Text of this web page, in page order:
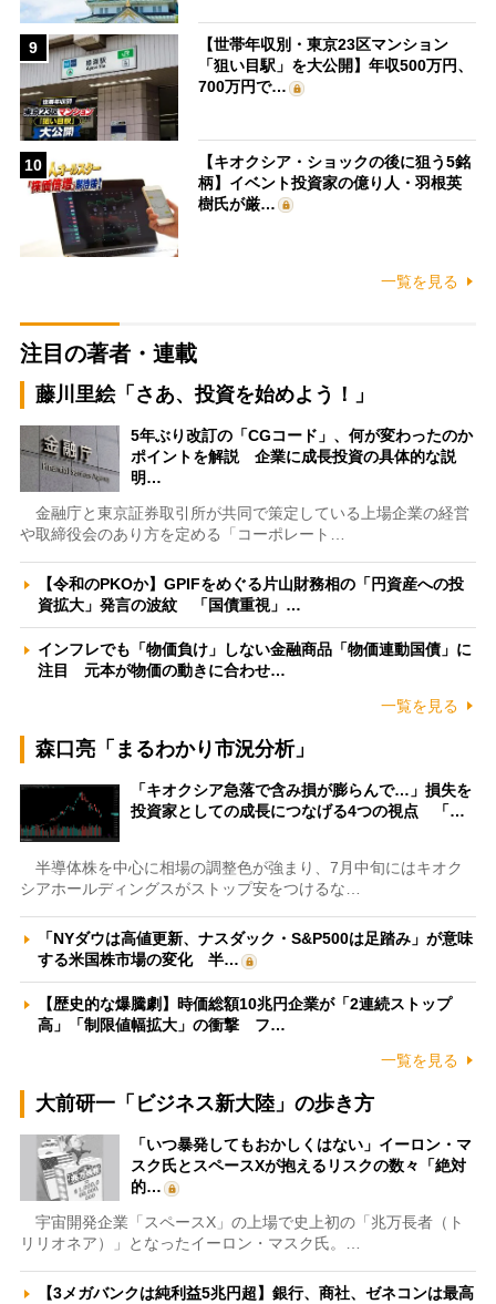
9
【世帯年収別・東京23区マンション
「狙い目駅」を大公開】年収500万円、
700万円で…
10
【キオクシア・ショックの後に狙う5銘
柄】イベント投資家の億り人・羽根英
樹氏が厳…
一覧を見る
注目の著者・連載
藤川里絵「さあ、投資を始めよう！」
5年ぶり改訂の「CGコード」、何が変わったのか
ポイントを解説 企業に成長投資の具体的な説
明…
金融庁と東京証券取引所が共同で策定している上場企業の経営
や取締役会のあり方を定める「コーポレート…
【令和のPKOか】GPIFをめぐる片山財務相の「円資産への投
資拡大」発言の波紋 「国債重視」…
インフレでも「物価負け」しない金融商品「物価連動国債」に
注目 元本が物価の動きに合わせ…
一覧を見る
森口亮「まるわかり市況分析」
「キオクシア急落で含み損が膨らんで…」損失を
投資家としての成長につなげる4つの視点 「…
半導体株を中心に相場の調整色が強まり、7月中旬にはキオク
シアホールディングスがストップ安をつけるな…
「NYダウは高値更新、ナスダック・S&P500は足踏み」が意味
する米国株市場の変化 半…
【歴史的な爆騰劇】時価総額10兆円企業が「2連続ストップ
高」「制限値幅拡大」の衝撃 フ…
一覧を見る
大前研一「ビジネス新大陸」の歩き方
「いつ暴発してもおかしくはない」イーロン・マ
スク氏とスペースXが抱えるリスクの数々「絶対
的…
宇宙開発企業「スペースX」の上場で史上初の「兆万長者（ト
リリオネア）」となったイーロン・マスク氏。…
【3メガバンクは純利益5兆円超】銀行、商社、ゼネコンは最高